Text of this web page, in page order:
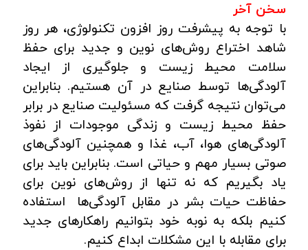
سخن آخر
با توجه به پیشرفت روز افزون تکنولوژی، هر روز
شاهد اختراع روش‌های نوین و جدید برای حفظ
سلامت محیط زیست و جلوگیری از ایجاد
آلودگی‌ها توسط صنایع در آن هستیم. بنابراین
می‌توان نتیجه گرفت که مسئولیت صنایع در برابر
حفظ محیط زیست و زندگی موجودات از نفوذ
آلودگی‌های هوا، آب، غذا و همچنین آلودگی‌های
صوتی بسیار مهم و حیاتی است. بنابراین باید برای
یاد بگیریم که نه تنها از روش‌های نوین برای
حفاظت حیات بشر در مقابل آلودگی‌ها استفاده
کنیم بلکه به نوبه خود بتوانیم راهکارهای جدید
برای مقابله با این مشکلات ابداع کنیم.